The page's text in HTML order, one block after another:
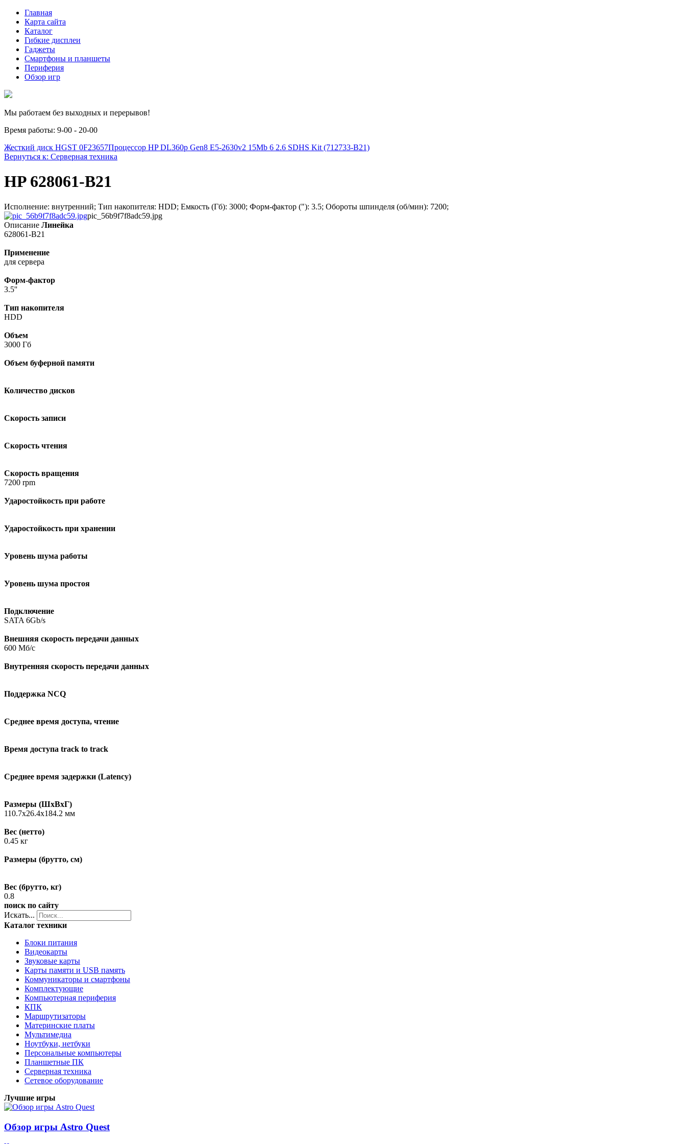
Главная
Карта сайта
Каталог
Гибкие дисплеи
Гаджеты
Смартфоны и планшеты
Периферия
Обзор игр
Мы работаем без выходных и перерывов!
Время работы: 9-00 - 20-00
Жесткий диск HGST 0F23657Процессор HP DL360p Gen8 E5-2630v2 15Mb 6 2.6 SDHS Kit (712733-B21)
Вернуться к: Серверная техника
HP 628061-B21
Исполнение: внутренний; Тип накопителя: HDD; Емкость (Гб): 3000; Форм-фактор ("): 3.5; Обороты шпинделя (об/мин): 7200;
pic_56b9f7f8adc59.jpg
Описание Линейка
628061-B21
Применение
для сервера
Форм-фактор
3.5''
Тип накопителя
HDD
Объем
3000 Гб
Объем буферной памяти
Количество дисков
Скорость записи
Скорость чтения
Скорость вращения
7200 rpm
Ударостойкость при работе
Ударостойкость при хранении
Уровень шума работы
Уровень шума простоя
Подключение
SATA 6Gb/s
Внешняя скорость передачи данных
600 Мб/с
Внутренняя скорость передачи данных
Поддержка NCQ
Среднее время доступа, чтение
Время доступа track to track
Среднее время задержки (Latency)
Размеры (ШxВxГ)
110.7x26.4x184.2 мм
Вес (нетто)
0.45 кг
Размеры (брутто, см)
Вес (брутто, кг)
0.8
поиск по сайту
Искать...
Каталог техники
Блоки питания
Видеокарты
Звуковые карты
Карты памяти и USB память
Коммуникаторы и смартфоны
Комплектующие
Компьютерная периферия
КПК
Маршрутизаторы
Материнские платы
Мультимедиа
Ноутбуки, нетбуки
Персональные компьютеры
Планшетные ПК
Серверная техника
Сетевое оборудование
Лучшие игры
Обзор игры Astro Quest